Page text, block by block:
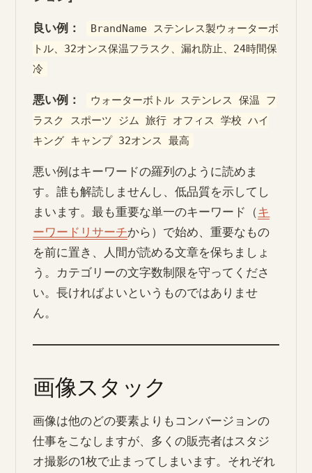
良い例：
BrandName ステンレス製ウォーターボ
トル、32オンス保温フラスク、漏れ防止、24時間保
冷
悪い例：
ウォーターボトル ステンレス 保温 フ
ラスク スポーツ ジム 旅行 オフィス 学校 ハイ
キング キャンプ 32オンス 最高
悪い例はキーワードの羅列のように読めま
す。誰も解読しませんし、低品質を示してし
まいます。最も重要な単一のキーワード（キ
ーワードリサーチから）で始め、重要なもの
を前に置き、人間が読める文章を保ちましょ
う。カテゴリーの文字数制限を守ってくださ
い。長ければよいというものではありませ
ん。
画像スタック
画像は他のどの要素よりもコンバージョンの
仕事をこなしますが、多くの販売者はスタジ
オ撮影の1枚で止まってしまいます。それぞれ